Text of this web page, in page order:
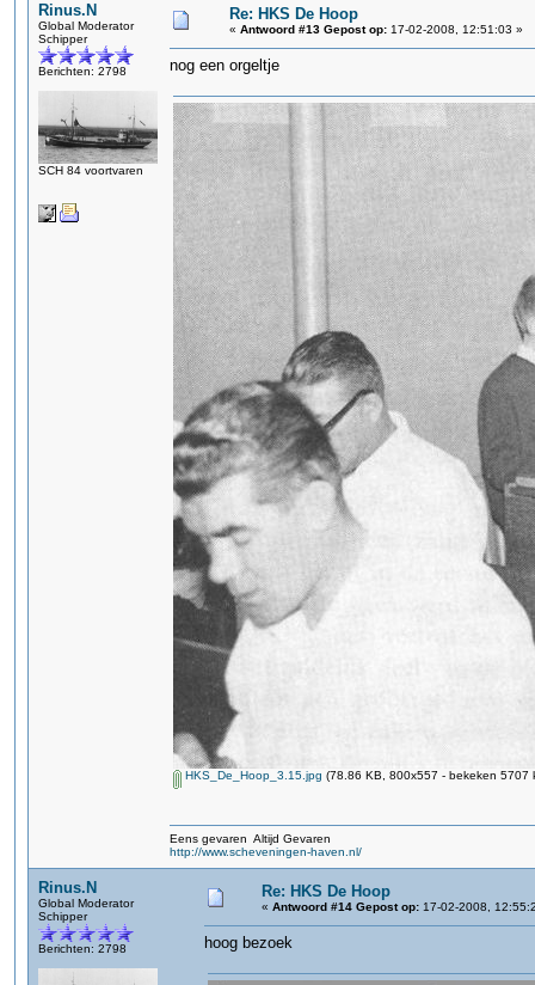
Rinus.N
Global Moderator
Schipper
Berichten: 2798
SCH 84 voortvaren
Re: HKS De Hoop
« Antwoord #13 Gepost op: 17-02-2008, 12:51:03 »
nog een orgeltje
HKS_De_Hoop_3.15.jpg (78.86 KB, 800x557 - bekeken 5707
Eens gevaren Altijd Gevaren
http://www.scheveningen-haven.nl/
Rinus.N
Global Moderator
Schipper
Berichten: 2798
Re: HKS De Hoop
« Antwoord #14 Gepost op: 17-02-2008,
hoog bezoek